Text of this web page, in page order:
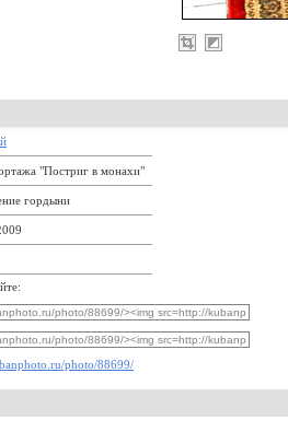
"Постриг в монахи"
гордыни
photo/88699/